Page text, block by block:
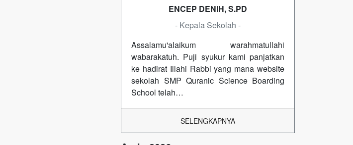
ENCEP DENIH, S.PD
- Kepala Sekolah -
Assalamu'alaikum warahmatullahi
wabarakatuh. Puji syukur kami panjatkan
ke hadirat Illahi Rabbi yang mana website
sekolah SMP Quranic Science Boarding
School telah…
SELENGKAPNYA